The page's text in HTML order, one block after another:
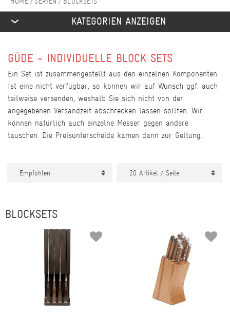
KATEGORIEN ANZEIGEN
GÜDE - INDIVIDUELLE BLOCK SETS
Ein Set ist zusammengestellt aus den einzelnen Komponenten.
Ist eine nicht verfügbar, so können wir auf Wunsch ggf. auch
teilweise versenden, weshalb Sie sich nicht von der
angegebenen Versandzeit abschrecken lassen sollten. Wir
können natürlich auch einzelne Messer gegen andere
tauschen. Die Preisunterscheide kämen dann zur Geltung.
BLOCKSETS